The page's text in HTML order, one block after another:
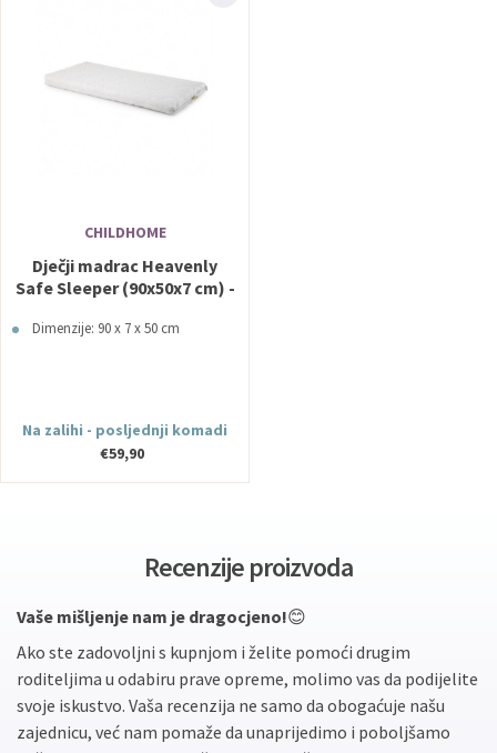
CHILDHOME
Dječji madrac Heavenly
Safe Sleeper (90x50x7 cm) -
Dimenzije: 90 x 7 x 50 cm
Na zalihi - posljednji komadi
€59,90
Recenzije proizvoda
Vaše mišljenje nam je dragocjeno!😊
Ako ste zadovoljni s kupnjom i želite pomoći drugim
roditeljima u odabiru prave opreme, molimo vas da podijelite
svoje iskustvo. Vaša recenzija ne samo da obogaćuje našu
zajednicu, već nam pomaže da unaprijedimo i poboljšamo